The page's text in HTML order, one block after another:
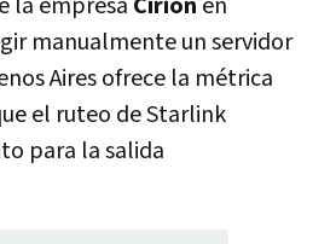
manualmente un servidor
Aires ofrece la métrica
el ruteo de Starlink
para la salida